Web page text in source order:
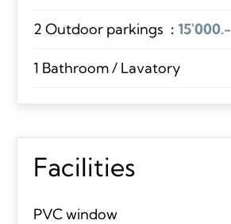
2 Outdoor parkings 15'000.-
1 Bathroom / Lavatory
Facilities
PVC window